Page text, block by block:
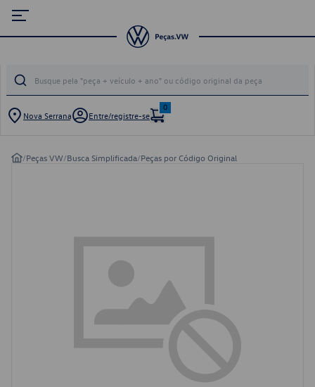
Nova Serrana Entre/registre-se
0
/Peças VW/Busca Simplificada/Peças por Código Original